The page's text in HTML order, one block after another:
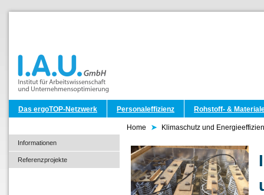
Das ergoTOP-Netzwerk Personaleffizienz Rohstoff- &
Home Klimaschutz und
Informationen
Referenzprojekte